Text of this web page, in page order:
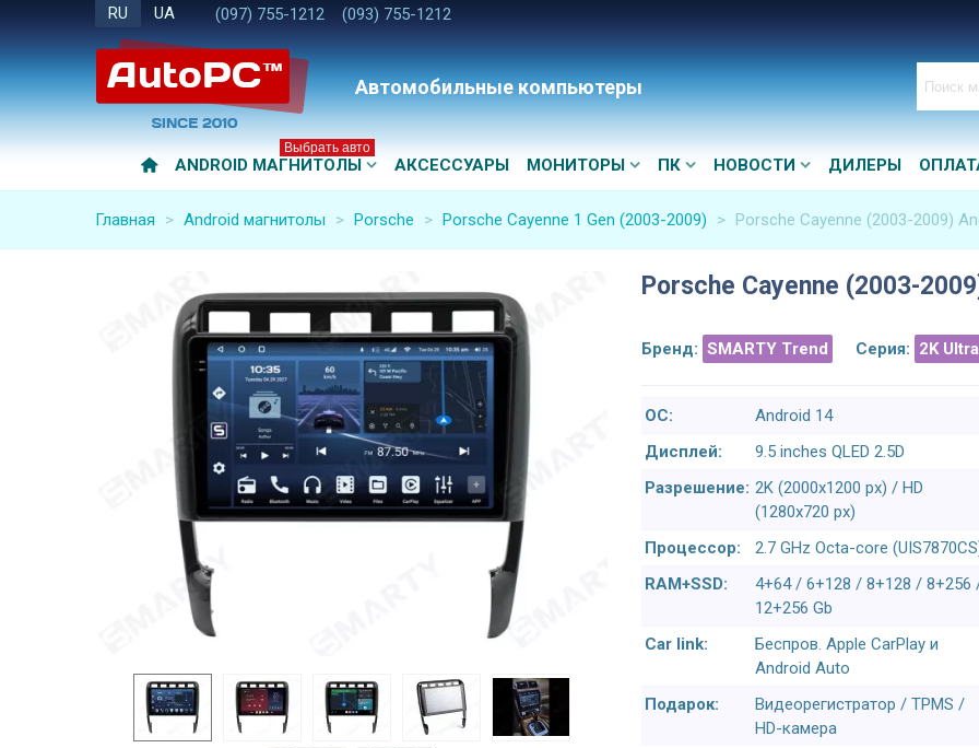
RU UA (097) 755-1212 (093) 755-1212
Автомобильные компьютеры
ANDROID МАГНИТОЛЫ
Выбрать авто
АКСЕССУАРЫ МОНИТОРЫ ПК НОВОСТИ ДИЛЕРЫ
Главная > Android магнитолы > Porsche > Porsche Cayenne 1 Gen (2003-2009) > Porsche Cayenne (2003-2009)
Porsche Cayenne (2003-
Бренд: SMARTY Trend Серия: 2K
ОС:
Android 14
Дисплей:
9.5 inches QLED 2.5D
Разрешение: 2K (2000x1200 px) / HD
(1280x720 px)
Процессор:
2.7 GHz Octa-core
RAM+SSD:
4+64 / 6+128 / 8+128 / 8+256
12+256 Gb
Car link:
Беспров. Apple CarPlay и
Android Auto
Подарок:
Видеорегистратор / TPMS /
HD-камера